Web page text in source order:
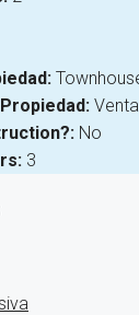
Venta
No
3